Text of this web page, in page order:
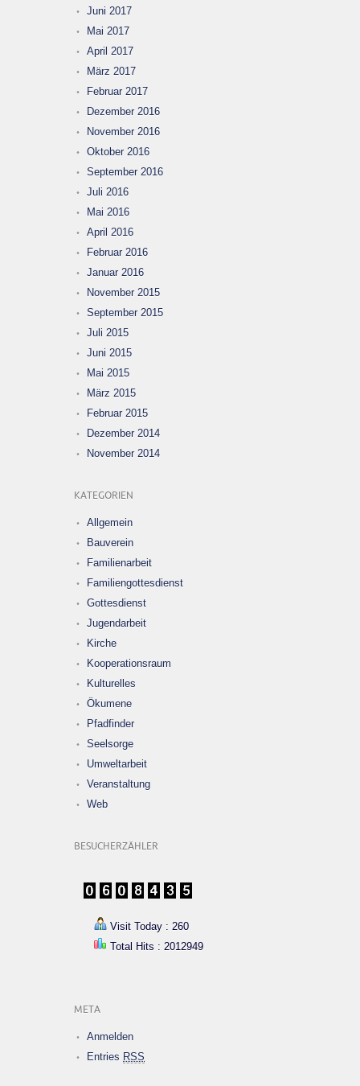
Juni 2017
Mai 2017
April 2017
März 2017
Februar 2017
Dezember 2016
November 2016
Oktober 2016
September 2016
Juli 2016
Mai 2016
April 2016
Februar 2016
Januar 2016
November 2015
September 2015
Juli 2015
Juni 2015
Mai 2015
März 2015
Februar 2015
Dezember 2014
November 2014
KATEGORIEN
Allgemein
Bauverein
Familienarbeit
Familiengottesdienst
Gottesdienst
Jugendarbeit
Kirche
Kooperationsraum
Kulturelles
Ökumene
Pfadfinder
Seelsorge
Umweltarbeit
Veranstaltung
Web
BESUCHERZÄHLER
Visit Today : 260
Total Hits : 2012949
META
Anmelden
Entries RSS